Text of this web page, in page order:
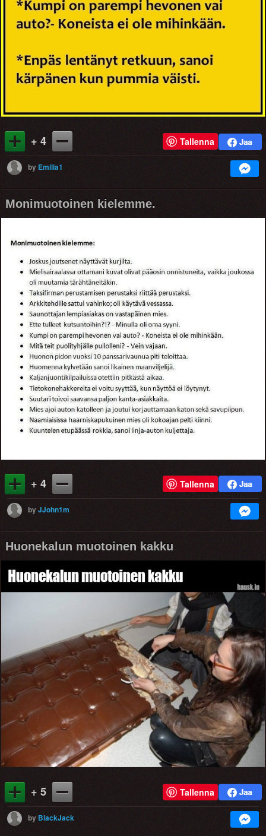
+ 4 Tallenna
by Emilia1
Monimuotoinen kielemme.
+ 4 Tallenna
byJJohn1m
Huonekalun muotoinen kakku
+ 5 Tallenna
by BlackJack